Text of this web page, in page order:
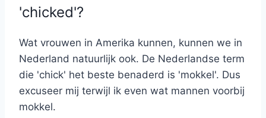
'chicked'?
Wat vrouwen in Amerika kunnen, kunnen we in
Nederland natuurlijk ook. De Nederlandse term
die 'chick' het beste benaderd is 'mokkel'. Dus
excuseer mij terwijl ik even wat mannen voorbij
mokkel.